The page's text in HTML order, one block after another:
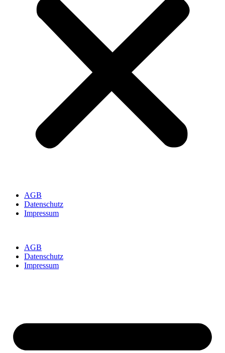
AGB
Datenschutz
Impressum
AGB
Datenschutz
Impressum